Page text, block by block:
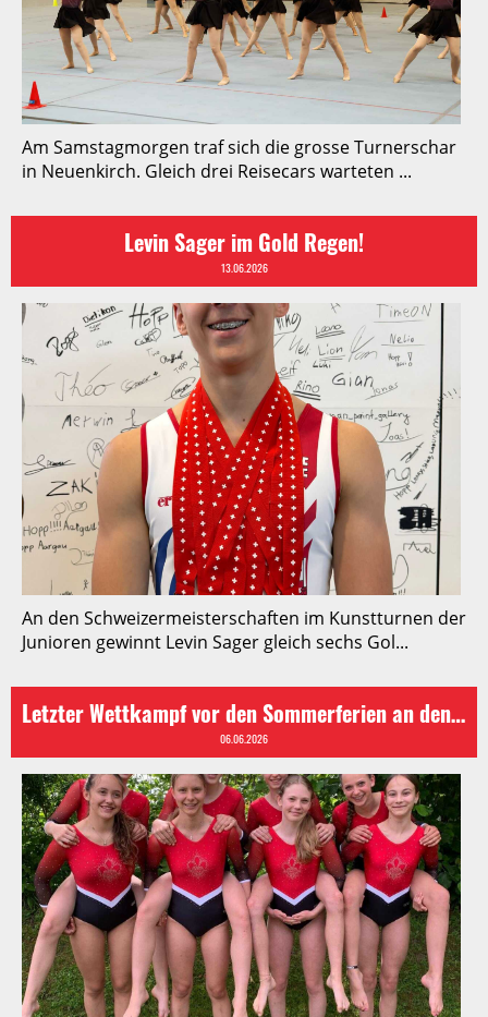
Am Samstagmorgen traf sich die grosse Turnerschar
in Neuenkirch. Gleich drei Reisecars warteten ...
Levin Sager im Gold Regen!
13.06.2026
An den Schweizermeisterschaften im Kunstturnen der
Junioren gewinnt Levin Sager gleich sechs Gol...
Letzter Wettkampf vor den Sommerferien an den Getu Games in Malters
06.06.2026